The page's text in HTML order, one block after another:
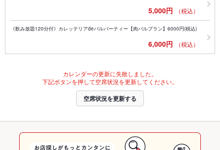
5,000円 （税込）
《飲み放題120分付》カレッテリアdeバルパーティー【肉バルプラン】6000円(税込)
6,000円 （税込）
カレンダーの更新に失敗しました。
下記ボタンを押して空席状況を更新してください。
空席状況を更新する